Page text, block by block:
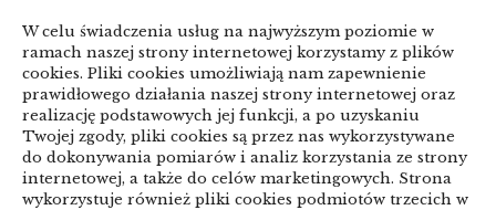
W celu świadczenia usług na najwyższym poziomie w
ramach naszej strony internetowej korzystamy z plików
cookies. Pliki cookies umożliwiają nam zapewnienie
prawidłowego działania naszej strony internetowej oraz
realizację podstawowych jej funkcji, a po uzyskaniu
Twojej zgody, pliki cookies są przez nas wykorzystywane
do dokonywania pomiarów i analiz korzystania ze strony
internetowej, a także do celów marketingowych. Strona
wykorzystuje również pliki cookies podmiotów trzecich w
linki z nap
Categories
ARTYKUŁ SPONSOROWANY